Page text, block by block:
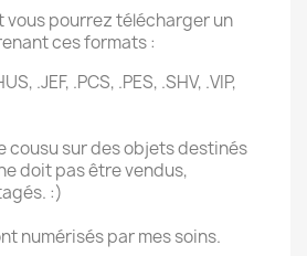
vous pourrez télécharger un
ces formats :
.JEF, .PCS, .PES, .SHV, .VIP,
cousu sur des objets destinés
doit pas être vendus,
:)
numérisés par mes soins.